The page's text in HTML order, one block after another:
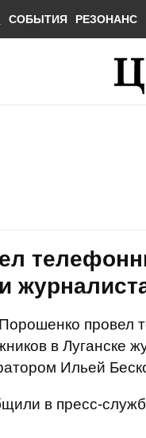
СОБЫТИЯ РЕЗОНАНС
провел
в Луганске
Ильей
в пресс-